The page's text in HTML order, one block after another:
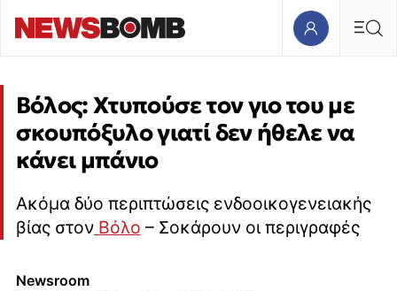
Βόλος: Χτυπούσε τον γιο του με
σκουπόξυλο γιατί δεν ήθελε να
κάνει μπάνιο
Ακόμα δύο περιπτώσεις ενδοοικογενειακής
βίας στον Βόλο – Σοκάρουν οι περιγραφές
Newsroom